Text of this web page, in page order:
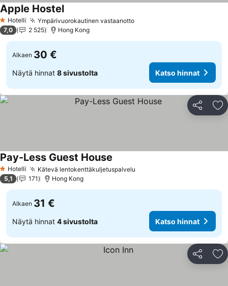
1 Tähtiluokitus
Hotelli Ympärivuorokautinen vastaanotto
Apple Hostel
7,0 2 525 Hong Kong
Alkaen 30 €
Näytä hinnat 8 sivustolta Katso hinnat
Jaa
1 Tähtiluokitus
Hotelli Kätevä lentokenttäkuljetuspalvelu
Pay-Less Guest House
5,1 171 Hong Kong
Alkaen 31 €
Näytä hinnat 4 sivustolta Katso hinnat
Jaa